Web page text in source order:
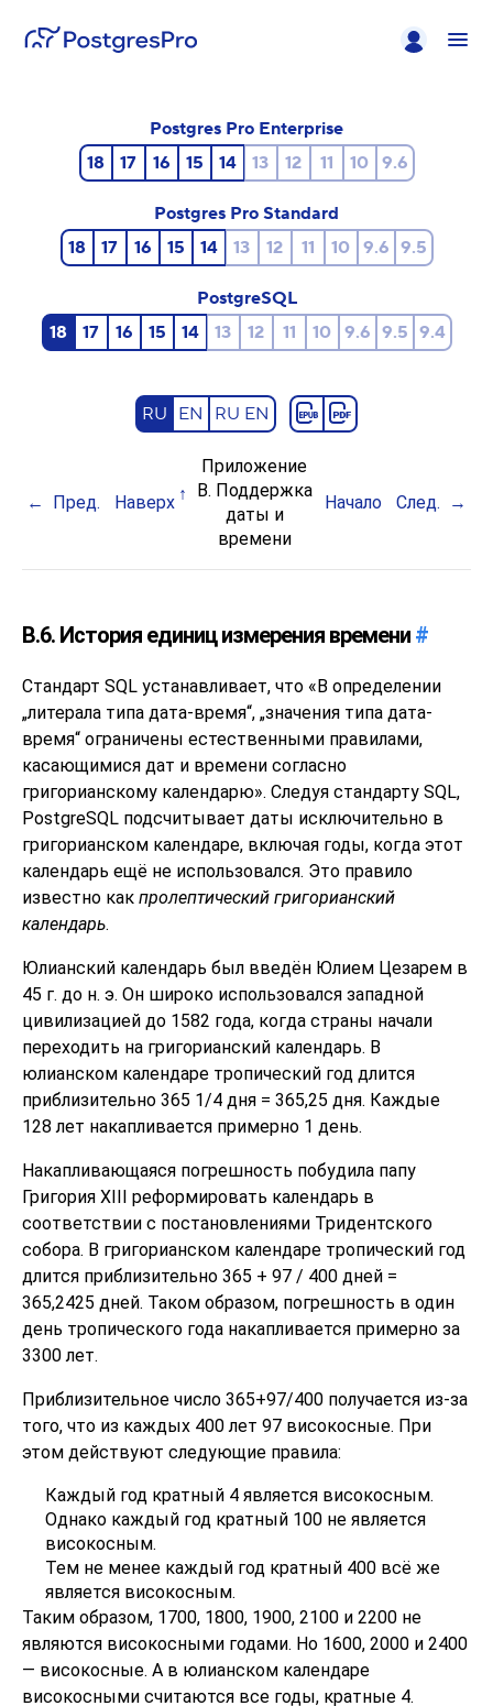
Postgres Pro Enterprise
18
17 16 15 14 13 12 11 10 9.6
Postgres Pro Standard
18
17 16 15 14 13 12 11 10 9.6 9.5
PostgreSQL
18
17 16 15 14 13 12 11 10 9.6 9.5 9.4
RU EN RU EN
Пред. Наверх
Приложение
B. Поддержка
даты и
времени
Начало След.
B.6. История единиц измерения времени #
Стандарт SQL устанавливает, что «В определении
„литерала типа дата-время“, „значения типа дата-
время“ ограничены естественными правилами,
касающимися дат и времени согласно
григорианскому календарю». Следуя стандарту SQL,
PostgreSQL подсчитывает даты исключительно в
григорианском календаре, включая годы, когда этот
календарь ещё не использовался. Это правило
известно как пролептический григорианский
календарь.
Юлианский календарь был введён Юлием Цезарем в
45 г. до н. э. Он широко использовался западной
цивилизацией до 1582 года, когда страны начали
переходить на григорианский календарь. В
юлианском календаре тропический год длится
приблизительно 365 1/4 дня = 365,25 дня. Каждые
128 лет накапливается примерно 1 день.
Накапливающаяся погрешность побудила папу
Григория XIII реформировать календарь в
соответствии с постановлениями Тридентского
собора. В григорианском календаре тропический год
длится приблизительно 365 + 97 / 400 дней =
365,2425 дней. Таком образом, погрешность в один
день тропического года накапливается примерно за
3300 лет.
Приблизительное число 365+97/400 получается из-за
того, что из каждых 400 лет 97 високосные. При
этом действуют следующие правила:
Каждый год кратный 4 является високосным.
Однако каждый год кратный 100 не является
високосным.
Тем не менее каждый год кратный 400 всё же
является високосным.
Таким образом, 1700, 1800, 1900, 2100 и 2200 не
являются високосными годами. Но 1600, 2000 и 2400
— високосные. А в юлианском календаре
високосными считаются все годы, кратные 4.